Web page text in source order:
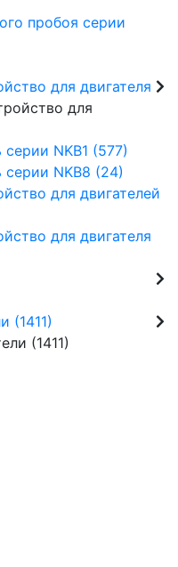
пробоя серии
для двигателя
для
NKB1 (577)
серии NKB8 (24)
для двигателей
для двигателя
(1411)
(1411)